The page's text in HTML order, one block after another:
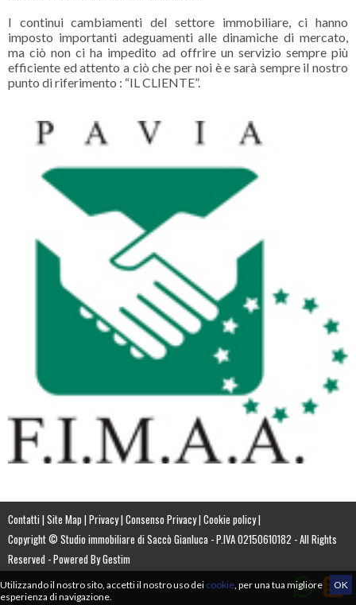
I continui cambiamenti del settore immobiliare, ci hanno
imposto importanti adeguamenti alle dinamiche di mercato,
ma ciò non ci ha impedito ad offrire un servizio sempre più
efficiente ed attento a ciò che per noi è e sarà sempre il nostro
punto di riferimento : “IL CLIENTE”.
Contatti | Site Map | Privacy| Consenso Privacy| Cookie policy|
Copyright © Studio immobiliare di Saccò Gianluca - P.IVA 02150610182 - All Rights
Reserved - Powered ByGestim
Utilizzando il nostro sito, accetti il nostro uso dei cookie, per una tua migliore
esperienza di navigazione.
OK